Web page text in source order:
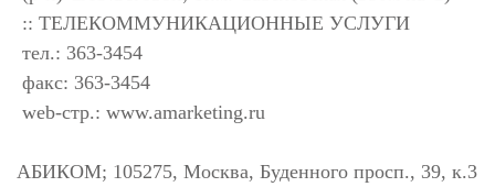
:: ТЕЛЕКОММУНИКАЦИОННЫЕ УСЛУГИ
тел.: 363-3454
факс: 363-3454
web-стр.: www.amarketing.ru
АБИКОМ; 105275, Москва, Буденного просп., 39, к.3